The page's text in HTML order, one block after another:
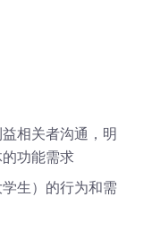
相关者沟通，明
功能需求
生）的行为和需